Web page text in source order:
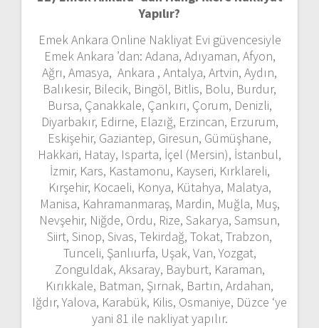
Yapılır?
Emek Ankara Online Nakliyat Evi güvencesiyle
Emek Ankara ’dan: Adana, Adıyaman, Afyon,
Ağrı, Amasya, Ankara , Antalya, Artvin, Aydın,
Balıkesir, Bilecik, Bingöl, Bitlis, Bolu, Burdur,
Bursa, Çanakkale, Çankırı, Çorum, Denizli,
Diyarbakır, Edirne, Elazığ, Erzincan, Erzurum,
Eskişehir, Gaziantep, Giresun, Gümüşhane,
Hakkari, Hatay, Isparta, İçel (Mersin), İstanbul,
İzmir, Kars, Kastamonu, Kayseri, Kırklareli,
Kırşehir, Kocaeli, Konya, Kütahya, Malatya,
Manisa, Kahramanmaraş, Mardin, Muğla, Muş,
Nevşehir, Niğde, Ordu, Rize, Sakarya, Samsun,
Siirt, Sinop, Sivas, Tekirdağ, Tokat, Trabzon,
Tunceli, Şanlıurfa, Uşak, Van, Yozgat,
Zonguldak, Aksaray, Bayburt, Karaman,
Kırıkkale, Batman, Şırnak, Bartın, Ardahan,
Iğdır, Yalova, Karabük, Kilis, Osmaniye, Düzce ‘ye
yani 81 ile nakliyat yapılır.